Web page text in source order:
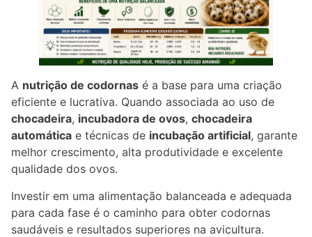
A nutrição de codornas é a base para uma criação
eficiente e lucrativa. Quando associada ao uso de
chocadeira, incubadora de ovos, chocadeira
automática e técnicas de incubação artificial, garante
melhor crescimento, alta produtividade e excelente
qualidade dos ovos.
Investir em uma alimentação balanceada e adequada
para cada fase é o caminho para obter codornas
saudáveis e resultados superiores na avicultura.